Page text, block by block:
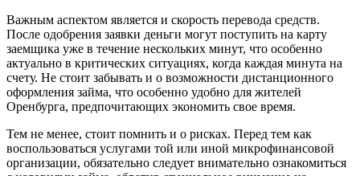
Важным аспектом является и скорость перевода средств.
После одобрения заявки деньги могут поступить на карту
заемщика уже в течение нескольких минут, что особенно
актуально в критических ситуациях, когда каждая минута на
счету. Не стоит забывать и о возможности дистанционного
оформления займа, что особенно удобно для жителей
Оренбурга, предпочитающих экономить свое время.
Тем не менее, стоит помнить и о рисках. Перед тем как
воспользоваться услугами той или иной микрофинансовой
организации, обязательно следует внимательно ознакомиться